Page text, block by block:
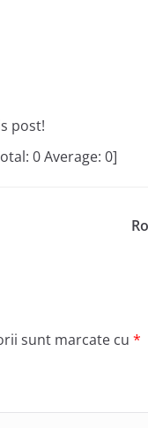
post!
0Average: 0]
sunt marcate cu *